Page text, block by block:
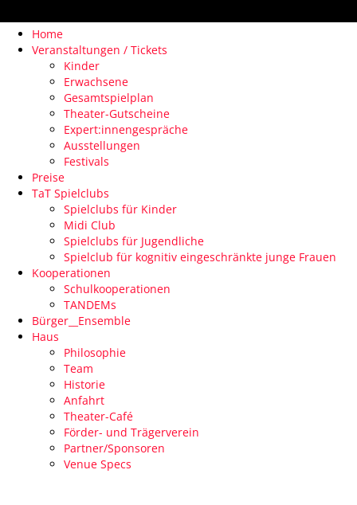
Home
Veranstaltungen / Tickets
Kinder
Erwachsene
Gesamtspielplan
Theater-Gutscheine
Expert:innengespräche
Ausstellungen
Festivals
Preise
TaT Spielclubs
Spielclubs für Kinder
Midi Club
Spielclubs für Jugendliche
Spielclub für kognitiv eingeschränkte junge Frauen
Kooperationen
Schulkooperationen
TANDEMs
Bürger__Ensemble
Haus
Philosophie
Team
Historie
Anfahrt
Theater-Café
Förder- und Trägerverein
Partner/Sponsoren
Venue Specs